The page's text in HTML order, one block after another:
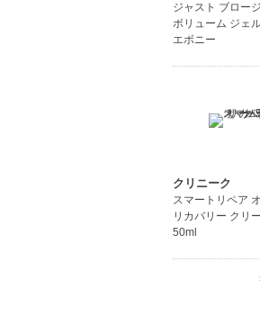
ジャスト ブロー
ボリューム ジェ
エボニー
クリニーク
スマートリペア
リカバリー クリ
50ml